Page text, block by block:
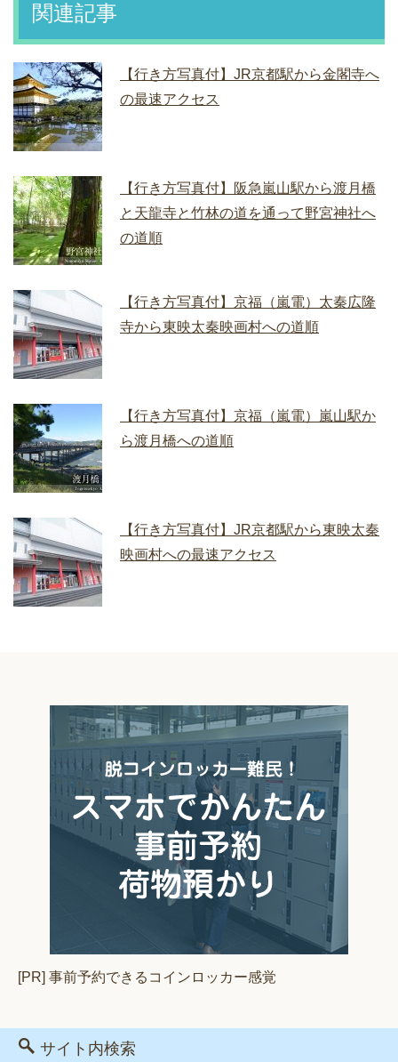
関連記事
【行き方写真付】JR京都駅から金閣寺へ
の最速アクセス
【行き方写真付】阪急嵐山駅から渡月橋
と天龍寺と竹林の道を通って野宮神社へ
の道順
【行き方写真付】京福（嵐電）太秦広隆
寺から東映太秦映画村への道順
【行き方写真付】京福（嵐電）嵐山駅か
ら渡月橋への道順
【行き方写真付】JR京都駅から東映太秦
映画村への最速アクセス
[PR] 事前予約できるコインロッカー感覚
サイト内検索